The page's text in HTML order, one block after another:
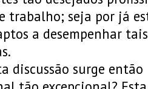
trabalho; seja por já
a desempenhar
discussão surge